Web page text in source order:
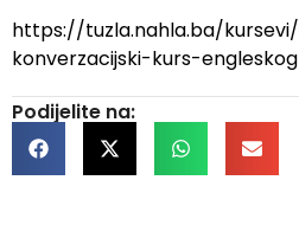
https://tuzla.nahla.ba/
konverzacijski-kurs-
Podijelite na: